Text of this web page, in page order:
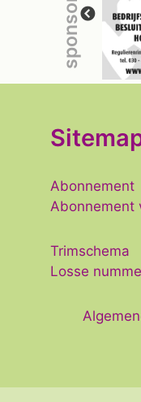
sponsors
Abonnement
Abonnement
Trimschema
Losse